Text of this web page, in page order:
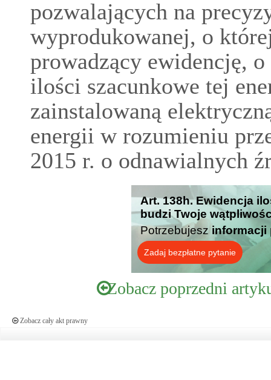
pozwalających na
wyprodukowanej, o
prowadzący ewidencję,
ilości szacunkowe tej
zainstalowaną
energii w rozumieniu
2015 r. o odnawialnych
Art. 138h. Ewidencja
budzi Twoje
Potrzebujesz informacji
Zadaj bezpłatne pytanie
Zobacz poprzedni
Zobacz cały akt prawny